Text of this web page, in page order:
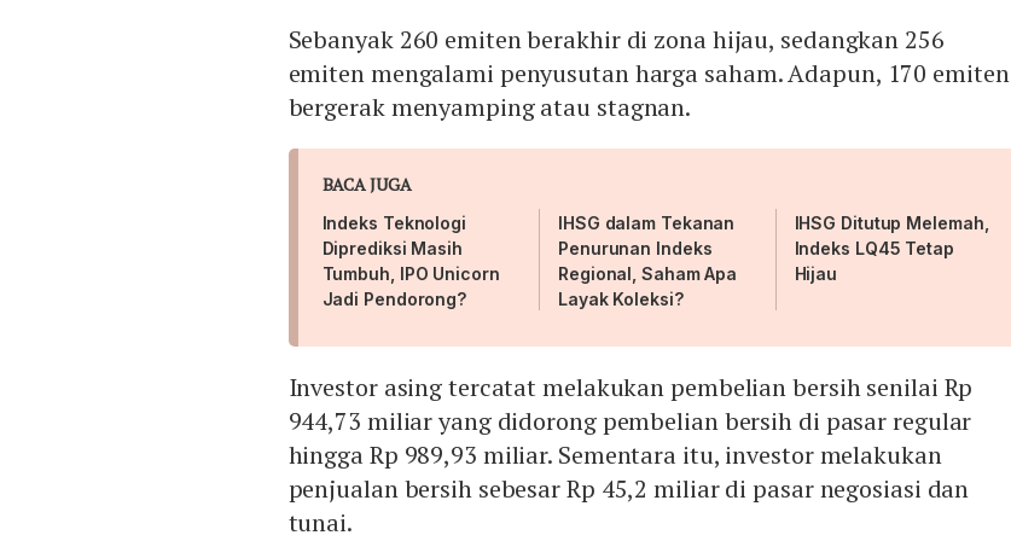
Sebanyak 260 emiten berakhir di zona hijau, sedangkan 256
emiten mengalami penyusutan harga saham. Adapun, 170 emiten
bergerak menyamping atau stagnan.
BACA JUGA
Indeks Teknologi
Diprediksi Masih
Tumbuh, IPO Unicorn
Jadi Pendorong?
IHSG dalam Tekanan
Penurunan Indeks
Regional, Saham Apa
Layak Koleksi?
IHSG Ditutup Melemah,
Indeks LQ45 Tetap
Hijau
Investor asing tercatat melakukan pembelian bersih senilai Rp
944,73 miliar yang didorong pembelian bersih di pasar regular
hingga Rp 989,93 miliar. Sementara itu, investor melakukan
penjualan bersih sebesar Rp 45,2 miliar di pasar negosiasi dan
tunai.